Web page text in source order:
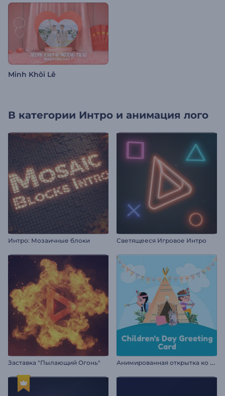
Minh Khôi Lê
В категории Интро и анимация лого
Интро: Мозаичные блоки Светящееся Игровое Интро
Заставка "Пылающий Огонь" А
нимированная открытка ко Дню детей